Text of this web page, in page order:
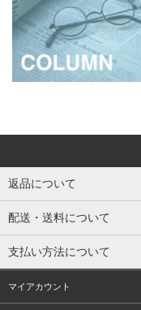
返品について
配送・送料について
支払い方法について
マイアカウント